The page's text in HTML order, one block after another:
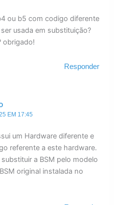
ou b5 com codigo diferente
usada em substituição?
obrigado!
Responder
EM 17:45
um Hardware diferente e
referente a este hardware.
a BSM pelo modelo
original instalada no